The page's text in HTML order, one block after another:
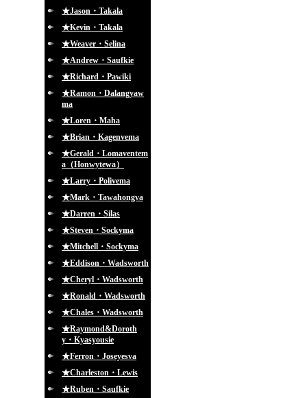
★Jason・Takala
★Kevin・Takala
★Weaver・Selina
★Andrew・Saufkie
★Richard・Pawiki
★Ramon・Dalangyaw
ma
★Loren・Maha
★Brian・Kagenvema
★Gerald・Lomaventem
a（Honwytewa）
★Larry・Polivema
★Mark・Tawahongva
★Darren・Silas
★Steven・Sockyma
★Mitchell・Sockyma
★Eddison・Wadsworth
★Cheryl・Wadsworth
★Ronald・Wadsworth
★Chales・Wadsworth
★Raymond&Doroth
y・Kyasyousie
★Ferron・Joseyesva
★Charleston・Lewis
★Ruben・Saufkie